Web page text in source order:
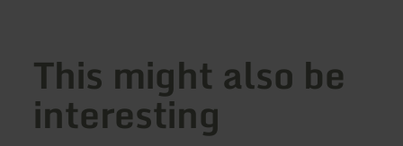
This might also be
interesting